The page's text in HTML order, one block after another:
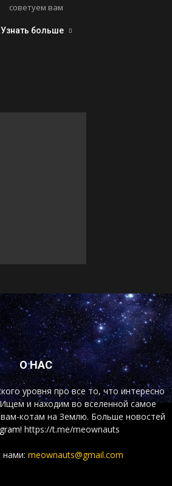
советуем вам
Узнать больше
О НАС
уровня про все то, что интересно
и находим во вселенной самое
котам на Землю. Больше новостей
https://t.me/meownauts
нами: meownauts@gmail.com